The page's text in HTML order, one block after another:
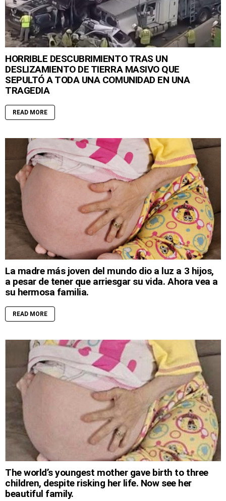
HORRIBLE DESCUBRIMIENTO TRAS UN
DESLIZAMIENTO DE TIERRA MASIVO QUE
SEPULTÓ A TODA UNA COMUNIDAD EN UNA
TRAGEDIA
READ MORE
La madre más joven del mundo dio a luz a 3 hijos,
a pesar de tener que arriesgar su vida. Ahora vea a
su hermosa familia.
READ MORE
The world’s youngest mother gave birth to three
children, despite risking her life. Now see her
beautiful family.